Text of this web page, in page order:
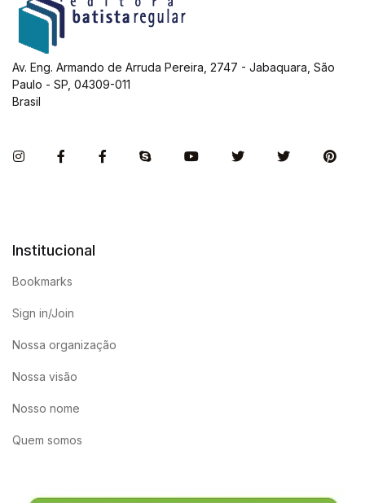
Av. Eng. Armando de Arruda Pereira, 2747 - Jabaquara, São
Paulo - SP, 04309-011
Brasil
InstagramFacebookFacebookSkype You TubeTwitter Twitter
Institucional
Bookmarks
Sign in/Join
Nossa organização
Nossa visão
Nosso nome
Quem somos